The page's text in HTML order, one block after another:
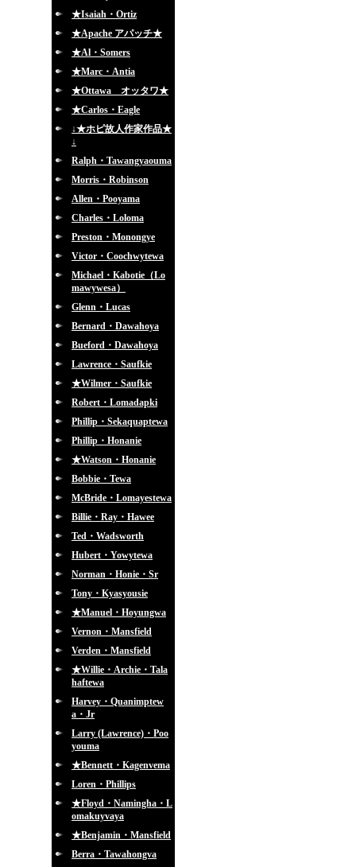
★Isaiah・Ortiz
★Apache アパッチ★
★Al・Somers
★Marc・Antia
★Ottawa オッタワ★
★Carlos・Eagle
↓★ホピ故人作家作品★
↓
Ralph・Tawangyaouma
Morris・Robinson
Allen・Pooyama
Charles・Loloma
Preston・Monongye
Victor・Coochwytewa
Michael・Kabotie（Lo
mawywesa）
Glenn・Lucas
Bernard・Dawahoya
Bueford・Dawahoya
Lawrence・Saufkie
★Wilmer・Saufkie
Robert・Lomadapki
Phillip・Sekaquaptewa
Phillip・Honanie
★Watson・Honanie
Bobbie・Tewa
McBride・Lomayestewa
Billie・Ray・Hawee
Ted・Wadsworth
Hubert・Yowytewa
Norman・Honie・Sr
Tony・Kyasyousie
★Manuel・Hoyungwa
Vernon・Mansfield
Verden・Mansfield
★Willie・Archie・Tala
haftewa
Harvey・Quanimptew
a・Jr
Larry (Lawrence)・Poo
youma
★Bennett・Kagenvema
Loren・Phillips
★Floyd・Namingha・L
omakuyvaya
★Benjamin・Mansfield
Berra・Tawahongva